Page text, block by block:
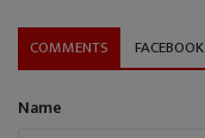
COMMENTS
Name